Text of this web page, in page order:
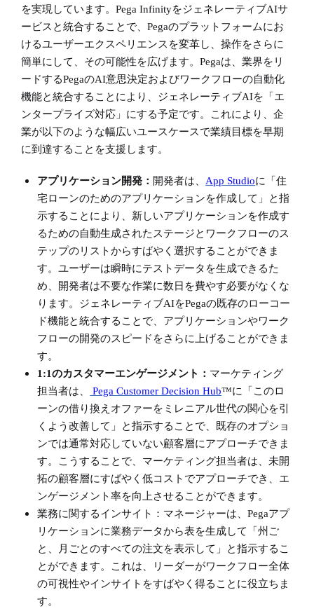
を実現しています。Pega InfinityをジェネレーティブAIサ
ービスと統合することで、Pegaのプラットフォームにお
けるユーザーエクスペリエンスを変革し、操作をさらに
簡単にして、その可能性を広げます。Pegaは、業界をリ
ードするPegaのAI意思決定およびワークフローの自動化
機能と統合することにより、ジェネレーティブAIを「エ
ンタープライズ対応」にする予定です。これにより、企
業が以下のような幅広いユースケースで業績目標を早期
に到達することを支援します。
アプリケーション開発： 開発者は、 App Studioに「住
宅ローンのためのアプリケーションを作成して」と指
示することにより、新しいアプリケーションを作成す
るための自動生成されたステージとワークフローのス
テップのリストからすばやく選択することができま
す。ユーザーは瞬時にテストデータを生成できるた
め、開発者は不要な作業に数日を費やす必要がなくな
ります。ジェネレーティブAIをPegaの既存のローコー
ド機能と統合することで、アプリケーションやワーク
フローの開発のスピードをさらに上げることができま
す。
1:1のカスタマーエンゲージメント： マーケティング
担当者は、
Pega Customer Decision Hub™に「このロ
ーンの借り換えオファーをミレニアル世代の関心を引
くよう改善して」と指示することで、既存のオプショ
ンでは通常対応していない顧客層にアプローチできま
す。こうすることで、マーケティング担当者は、未開
拓の顧客層にすばやく低コストでアプローチでき、エ
ンゲージメント率を向上させることができます。
業務に関するインサイト：マネージャーは、Pegaアプ
リケーションに業務データから表を生成して「州ご
と、月ごとのすべての注文を表示して」と指示するこ
とができます。これは、リーダーがワークフロー全体
の可視性やインサイトをすばやく得ることに役立ちま
す。